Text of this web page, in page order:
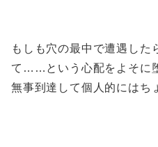
もしも穴の最中で遭遇した
て……という心配をよそに
無事到達して個人的にはち